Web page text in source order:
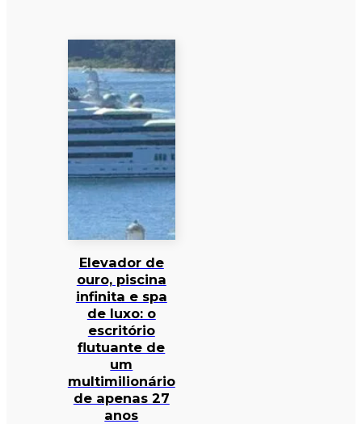
Elevador de
ouro, piscina
infinita e spa
de luxo: o
escritório
flutuante de
um
multimilionário
de apenas 27
anos